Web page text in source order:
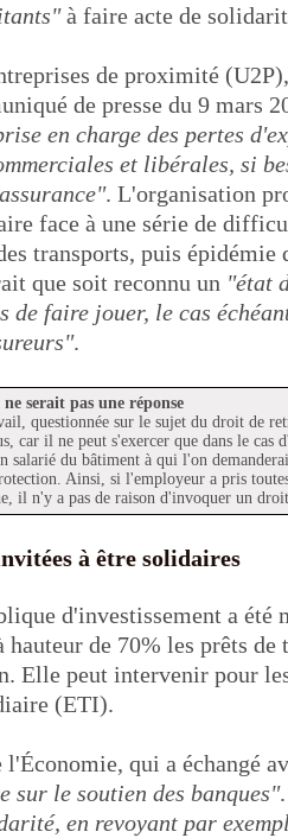
à faire acte de
de proximité
de presse du 9 mars
en charge des pertes
et libérales, si
. L'organisation
face à une série de
transports, puis
que soit reconnu un "état
de faire jouer, le cas
.
serait pas une réponse
questionnée sur le sujet du droit de
car il ne peut s'exercer que dans le cas
salarié du bâtiment à qui l'on
Ainsi, si l'employeur a pris
il n'y a pas de raison d'invoquer un
à être solidaires
d'investissement a
hauteur de 70% les prêts
Elle peut intervenir pour
(ETI).
qui a échangé
sur le soutien des banques".
en revoyant par